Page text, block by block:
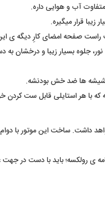
آب و هوایی داره.
قرار میگیره.
صفحه امضای کارِ دیگه ی
جلوه بسیار زیبا و درخشان به
ها ضد خش بودنشه.
با هر استایلی قابل ست کردن
داشت. ساخت این موتور با
ی رولکسه؛ باید با دست در